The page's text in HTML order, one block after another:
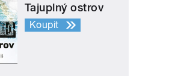
Tajuplný ostrov
Koupit